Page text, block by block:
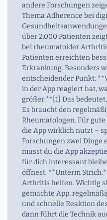
andere Forschungen
Thema Adherence bei
über 2.000 Patienten
bei rheumatoider
Patienten erreichten
Erkrankung. Besonders
entscheidender Punkt:
in der App reagiert hat,
größer.**[1] Das
Es braucht den
Rheumatologen. Für
die App wirklich nutzt –
Forschungen zwei Dinge
musst du die App
für dich interessant
öffnest. **Unterm
Arthritis helfen. Wichtig
gemachte App,
und schnelle Reaktion
dann führt die Technik